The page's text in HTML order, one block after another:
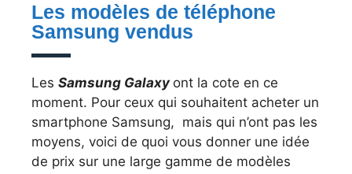
Les modèles de téléphone
Samsung vendus
Les Samsung Galaxy ont la cote en ce
moment. Pour ceux qui souhaitent acheter un
smartphone Samsung, mais qui n’ont pas les
moyens, voici de quoi vous donner une idée
de prix sur une large gamme de modèles